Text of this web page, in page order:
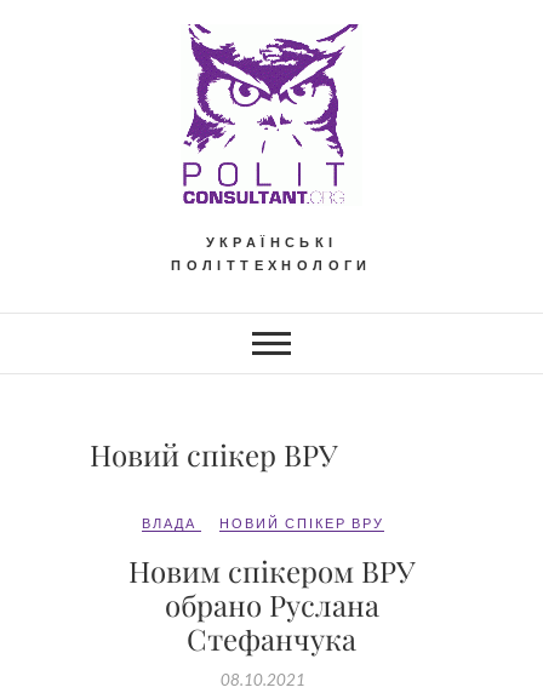
УКРАЇНСЬКІ
ПОЛІТТЕХНОЛОГИ
Новий спікер ВРУ
ВЛАДА НОВИЙ СПІКЕР ВРУ
Новим спікером ВРУ
обрано Руслана
Стефанчука
08.10.2021